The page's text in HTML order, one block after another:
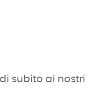
subito ai nostri